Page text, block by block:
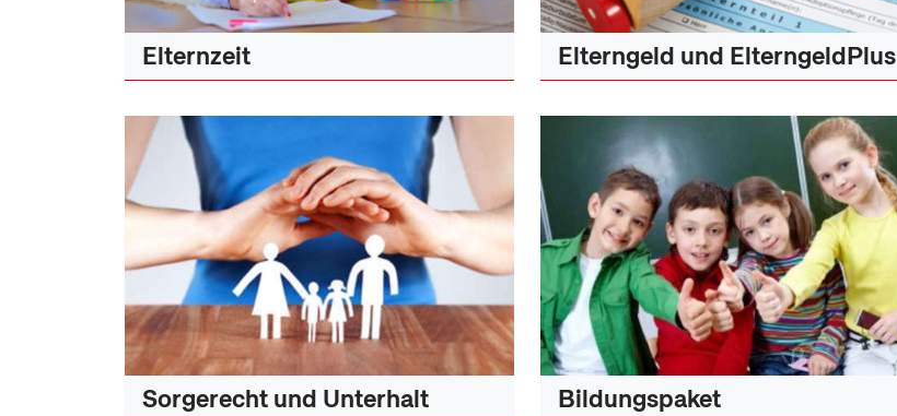
Elternzeit Elterngeld und ElterngeldPlus
Sorgerecht und Unterhalt Bildungspaket